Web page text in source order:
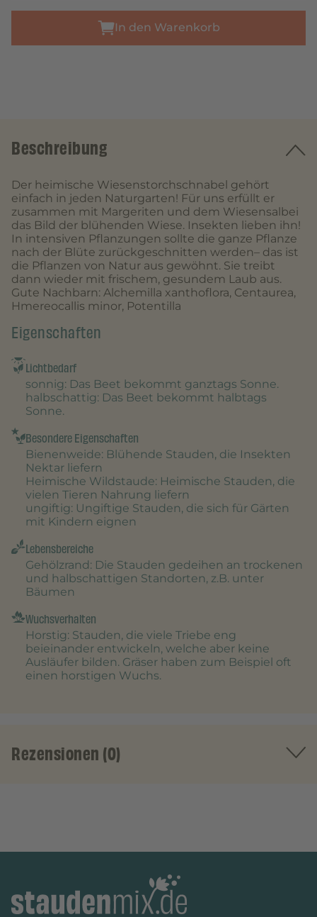
In den Warenkorb
Beschreibung
Der heimische Wiesenstorchschnabel gehört
einfach in jeden Naturgarten! Für uns erfüllt er
zusammen mit Margeriten und dem Wiesensalbei
das Bild der blühenden Wiese. Insekten lieben ihn!
In intensiven Pflanzungen sollte die ganze Pflanze
nach der Blüte zurückgeschnitten werden– das ist
die Pflanzen von Natur aus gewöhnt. Sie treibt
dann wieder mit frischem, gesundem Laub aus.
Gute Nachbarn: Alchemilla xanthoflora, Centaurea,
Hmereocallis minor, Potentilla
Eigenschaften
Lichtbedarf
sonnig: Das Beet bekommt ganztags Sonne.
halbschattig: Das Beet bekommt halbtags
Sonne.
Besondere Eigenschaften
Bienenweide: Blühende Stauden, die Insekten
Nektar liefern
Heimische Wildstaude: Heimische Stauden, die
vielen Tieren Nahrung liefern
ungiftig: Ungiftige Stauden, die sich für Gärten
mit Kindern eignen
Lebensbereiche
Gehölzrand: Die Stauden gedeihen an trockenen
und halbschattigen Standorten, z.B. unter
Bäumen
Wuchsverhalten
Horstig: Stauden, die viele Triebe eng
beieinander entwickeln, welche aber keine
Ausläufer bilden. Gräser haben zum Beispiel oft
einen horstigen Wuchs.
Rezensionen (0)